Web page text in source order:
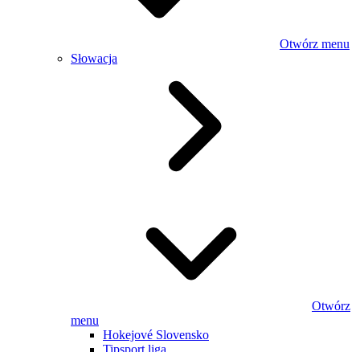
Otwórz menu
Słowacja
Otwórz
menu
Hokejové Slovensko
Tipsport liga